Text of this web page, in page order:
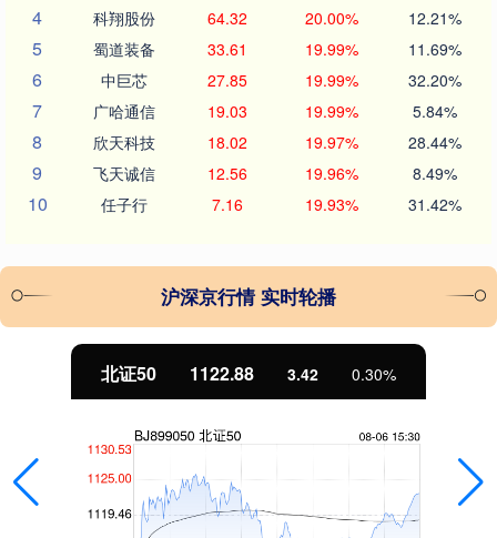
4 科翔股份 64.32 20.00% 12.21%
5 蜀道装备 33.61 19.99% 11.69%
6 中巨芯 27.85 19.99% 32.20%
7 广哈通信 19.03 19.99% 5.84%
8 欣天科技 18.02 19.97% 28.44%
9 飞天诚信 12.56 19.96% 8.49%
10 任子行 7.16 19.93% 31.42%
沪深京行情 实时轮播
北证50 1122.88 3.42 0.30%